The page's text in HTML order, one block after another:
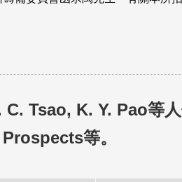
Tsao, K. Y. Pao等
等。